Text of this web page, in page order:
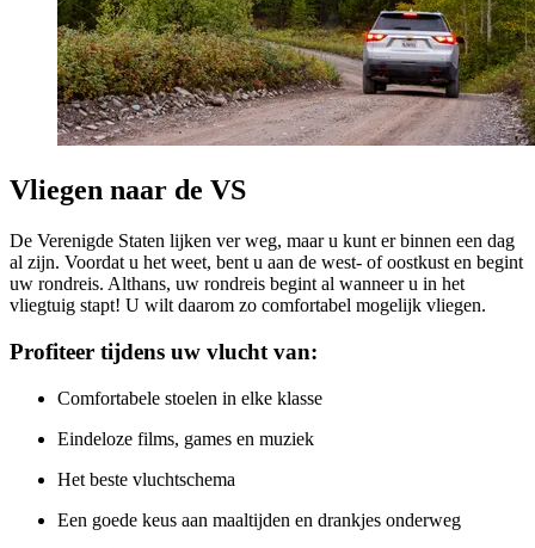
Vliegen naar de VS
De Verenigde Staten lijken ver weg, maar u kunt er binnen een dag
al zijn. Voordat u het weet, bent u aan de west- of oostkust en begint
uw rondreis. Althans, uw rondreis begint al wanneer u in het
vliegtuig stapt! U wilt daarom zo comfortabel mogelijk vliegen.
Profiteer tijdens uw vlucht van:
Comfortabele stoelen in elke klasse
Eindeloze films, games en muziek
Het beste vluchtschema
Een goede keus aan maaltijden en drankjes onderweg